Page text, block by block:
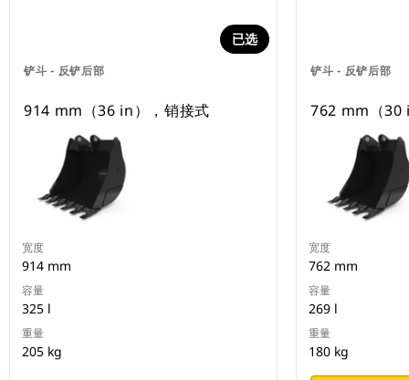
铲斗 - 反铲后部
已选
914 mm（36 in），销接式
宽度
914 mm
容量
325 l
重量
205 kg
铲斗 - 反铲后部
762 mm（30
宽度
762 mm
容量
269 l
重量
180 kg